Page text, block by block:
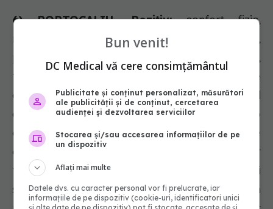
6) PORTOCALIU. Pozitiv:confort fizic,
mâncare, căldură, securitate, senzualitate,
pasiune, abundență, distracție. Negativ: privare,
frustrare, frivolitate, imaturitate. „Deoarece
este o combinație de roșu și galben, portocaliul
este stimulant, iar reacția la acesta este o
combinație între fizic și emoțional. Ne
concentrează mintea pe probleme de confort
fizic - mâncare, căldură, adăpost etc. - și
senzualitate. Este o culoare „distractivă”. În
Bun venit!
DC Medical vă cere consimțământul
Publicitate și conținut personalizat, măsurători
ale publicității și de conținut, cercetarea
audienței și dezvoltarea serviciilor
Stocarea și/sau accesarea informațiilor de pe
un dispozitiv
Aflați mai multe
Datele dvs. cu caracter personal vor fi prelucrate, iar
informațiile de pe dispozitiv (cookie-uri, identificatori unici